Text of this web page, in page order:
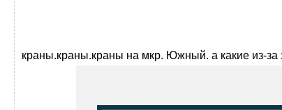
краны.краны.краны на мкр. Южный. а какие из-за